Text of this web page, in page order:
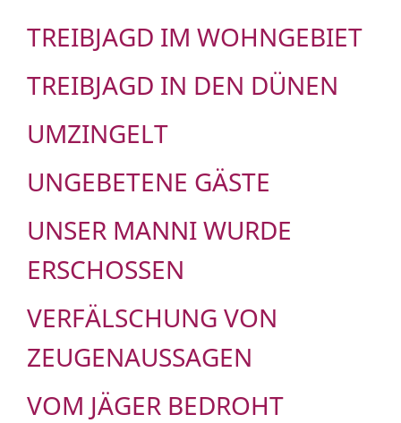
TREIBJAGD IM WOHNGEBIET
TREIBJAGD IN DEN DÜNEN
UMZINGELT
UNGEBETENE GÄSTE
UNSER MANNI WURDE
ERSCHOSSEN
VERFÄLSCHUNG VON
ZEUGENAUSSAGEN
VOM JÄGER BEDROHT